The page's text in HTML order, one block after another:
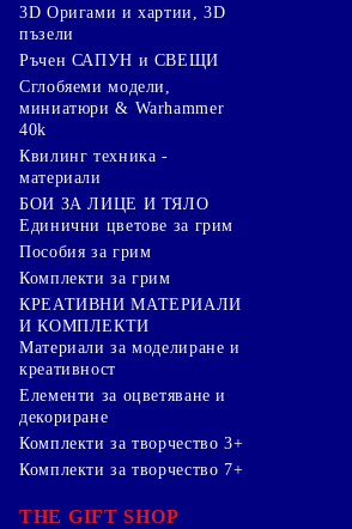
3D Оригами и хартии, 3D
пъзели
Ръчен САПУН и СВЕЩИ
Сглобяеми модели,
миниатюри & Warhammer
40k
Квилинг техника -
материали
БОИ ЗА ЛИЦЕ И ТЯЛО
Единични цветове за грим
Пособия за грим
Комплекти за грим
КРЕАТИВНИ МАТЕРИАЛИ
И КОМПЛЕКТИ
Mатериали за моделиране и
креативност
Елементи за оцветяване и
декориране
Комплекти за творчество 3+
Комплекти за творчество 7+
THE GIFT SHOP